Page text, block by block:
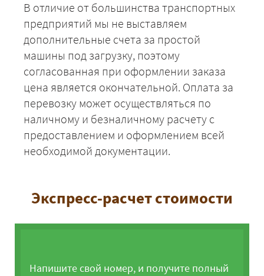
В отличие от большинства транспортных
предприятий мы не выставляем
дополнительные счета за простой
машины под загрузку, поэтому
согласованная при оформлении заказа
цена является окончательной. Оплата за
перевозку может осуществляться по
наличному и безналичному расчету с
предоставлением и оформлением всей
необходимой документации.
Экспресс-расчет стоимости
Напишите свой номер, и получите полный